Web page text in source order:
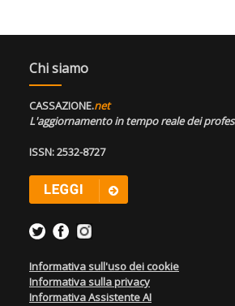
Chi siamo
CASSAZIONE.net
L'aggiornamento in tempo reale dei
ISSN: 2532-8727
Informativa sull'uso dei cookie
Informativa sulla privacy
Informativa Assistente AI